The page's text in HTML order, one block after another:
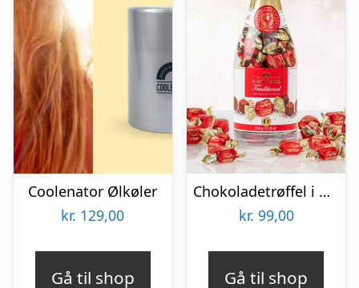
Coolenator Ølkøler
kr. 129,00
Gå til shop
Chokoladetrøffel i Champagneflaske
kr. 99,00
Gå til shop